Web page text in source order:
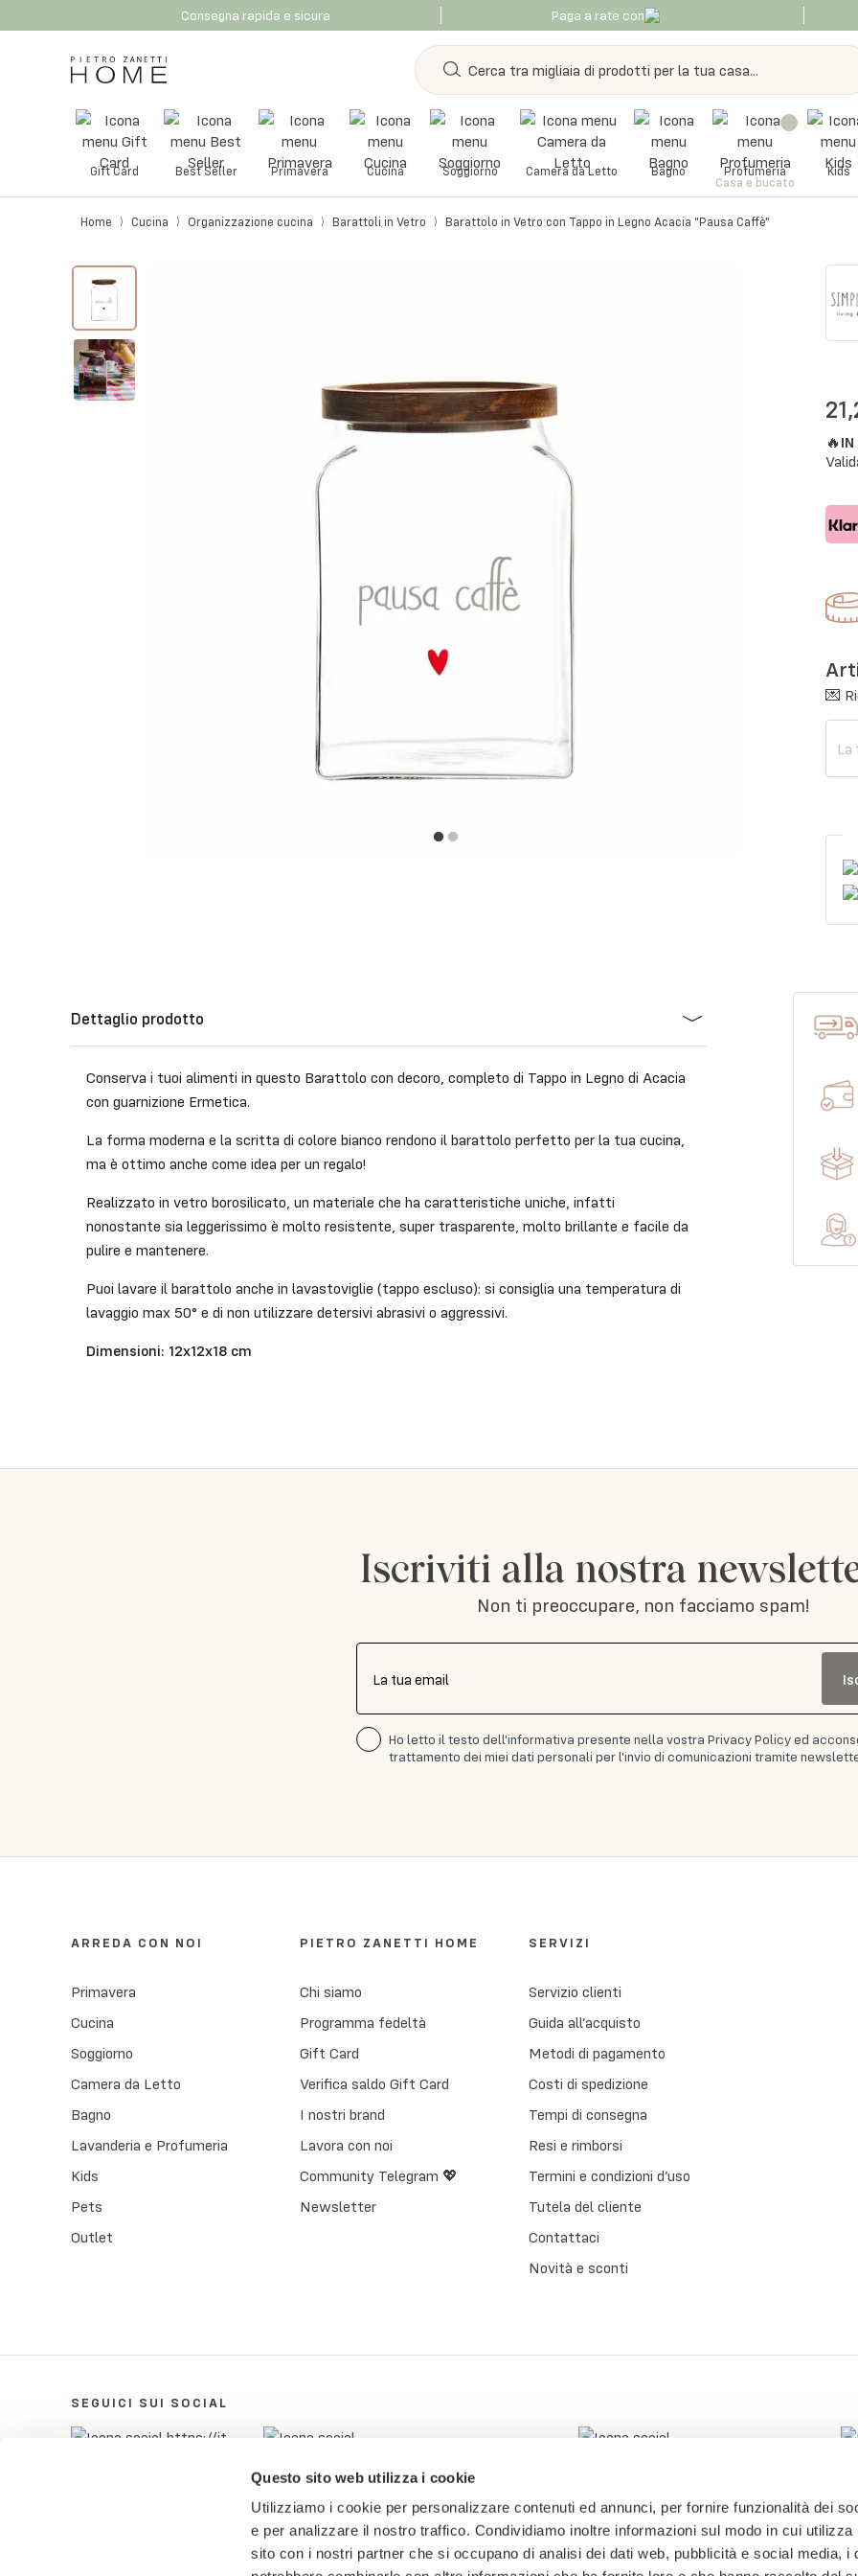
Questo sito web utilizza i cookie
Utilizziamo i cookie per personalizzare contenuti ed annunci, per fornire funzionalità dei
e per analizzare il nostro traffico. Condividiamo inoltre informazioni sul modo in cui utilizza
sito con i nostri partner che si occupano di analisi dei dati web, pubblicità e social media, i
Consegna rapida e sicura Paga a rate con
Gift Card Best Seller Primavera Cucina Soggiorno Camera da Letto Bagno
Casa e bucato
Profumeria Kids
Home Cucina Organizzazione cucina Barattoli in Vetro Barattolo in Vetro con Tappo in Legno Acacia "Pausa Caffè"
🔥
💌
Dettaglio prodotto
Conserva i tuoi alimenti in questo Barattolo con decoro, completo di Tappo in Legno di Acacia
con guarnizione Ermetica.
La forma moderna e la scritta di colore bianco rendono il barattolo perfetto per la tua cucina,
ma è ottimo anche come idea per un regalo!
Realizzato in vetro borosilicato, un materiale che ha caratteristiche uniche, infatti
nonostante sia leggerissimo è molto resistente, super trasparente, molto brillante e facile da
pulire e mantenere.
Puoi lavare il barattolo anche in lavastoviglie (tappo escluso): si consiglia una temperatura di
lavaggio max 50° e di non utilizzare detersivi abrasivi o aggressivi.
Dimensioni: 12x12x18 cm
Iscriviti alla nostra
Non ti preoccupare, non facciamo spam!
La tua email
Ho letto il testo dell'informativa presente nella vostra Privacy Policy ed
trattamento dei miei dati personali per l'invio di comunicazioni tramite
ARREDA CON NOI
Primavera
Cucina
Soggiorno
Camera da Letto
Bagno
Lavanderia e Profumeria
Kids
Pets
Outlet
PIETRO ZANETTI HOME
Chi siamo
Programma fedeltà
Gift Card
Verifica saldo Gift Card
I nostri brand
Lavora con noi
Community Telegram 💖
Newsletter
SERVIZI
Servizio clienti
Guida all’acquisto
Metodi di pagamento
Costi di spedizione
Tempi di consegna
Resi e rimborsi
Termini e condizioni d’uso
Tutela del cliente
Contattaci
Novità e sconti
SEGUICI SUI SOCIAL